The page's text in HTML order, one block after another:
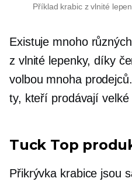
Příklad krabic z vlnité
Existuje mnoho
z vlnité lepenky, díky
volbou mnoha
ty, kteří prodávají velké
Tuck Top
Přikrývka krabice jsou